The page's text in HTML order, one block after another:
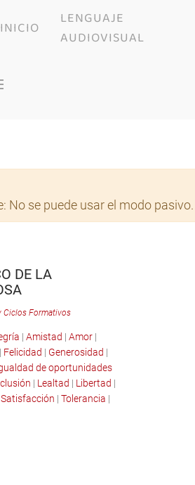
INICIO
LENGUAJE
AUDIOVISUAL
se puede usar el modo pasivo.
DE LA
Ciclos Formativos
| Amistad | Amor|
| Felicidad | Generosidad |
de oportunidades
| Lealtad | Libertad |
Satisfacción | Tolerancia |